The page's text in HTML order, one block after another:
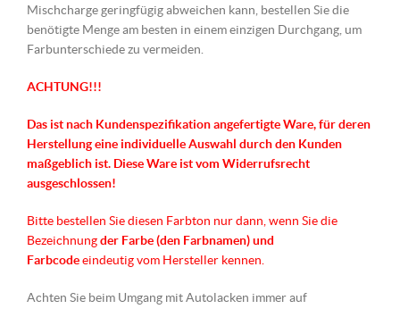
Mischcharge geringfügig abweichen kann, bestellen Sie die
benötigte Menge am besten in einem einzigen Durchgang, um
Farbunterschiede zu vermeiden.
ACHTUNG!!!
Das ist nach Kundenspezifikation angefertigte Ware, für deren
Herstellung eine individuelle Auswahl durch den Kunden
maßgeblich ist. Diese Ware ist vom Widerrufsrecht
ausgeschlossen!
Bitte bestellen Sie diesen Farbton nur dann, wenn Sie die
Bezeichnungder Farbe (den Farbnamen) und
Farbcodeeindeutig vom Hersteller kennen.
Achten Sie beim Umgang mit Autolacken immer auf